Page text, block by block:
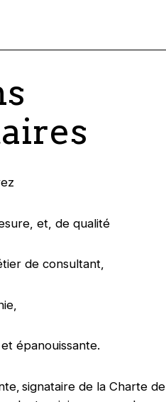
et, de qualité
de consultant,
épanouissante.
signataire de la Charte